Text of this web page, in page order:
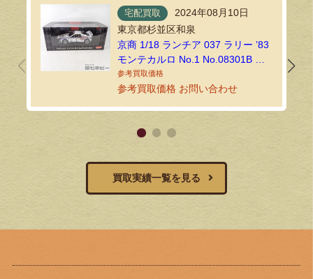
宅配買取
2024年08月10日
東京都杉並区和泉
京商 1/18 ランチア 037 ラリー ’83
モンテカルロ No.1 No.08301B ミ
ニカーをお買い取りいたしました
｜環七ホビーの宅配買取
参考買取価格 お問い合わせ
買取実績一覧を見る